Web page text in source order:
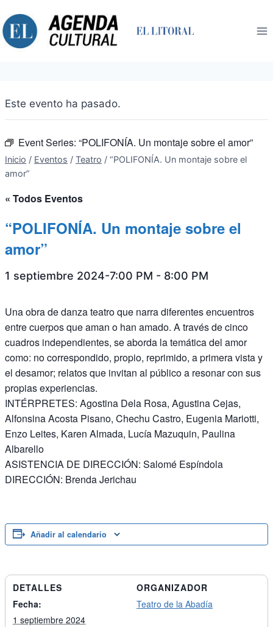
al
contenido
Este evento ha pasado.
Event Series: “POLIFONÍA. Un montaje sobre el amor”
Inicio / Eventos / Teatro / “POLIFONÍA. Un montaje sobre el
amor”
« Todos Eventos
“POLIFONÍA. Un montaje sobre el
amor”
1 septiembre 2024-7:00 PM - 8:00 PM
Una obra de danza teatro que narra diferentes encuentros
entre cuerpos que aman o han amado. A través de cinco
cuadros independientes, se aborda la temática del amor
como: no correspondido, propio, reprimido, a primera vista y
el desamor; relatos que invitan al público a resonar con sus
propias experiencias.
INTÉRPRETES: Agostina Dela Rosa, Agustina Cejas,
Alfonsina Acosta Pisano, Chechu Castro, Eugenia Mariotti,
Enzo Leites, Karen Almada, Lucía Mazuquin, Paulina
Albarello
ASISTENCIA DE DIRECCIÓN: Salomé Espíndola
DIRECCIÓN: Brenda Jerichau
Añadir al calendario
DETALLES
Fecha:
1 septiembre 2024
ORGANIZADOR
Teatro de la Abadía